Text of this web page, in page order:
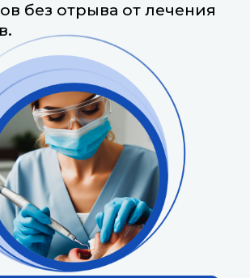
без отрыва от лечения